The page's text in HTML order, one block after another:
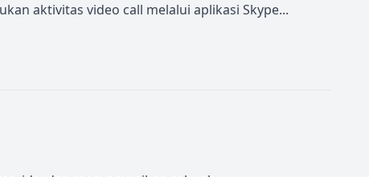
aktivitas video call melalui aplikasi Skype...